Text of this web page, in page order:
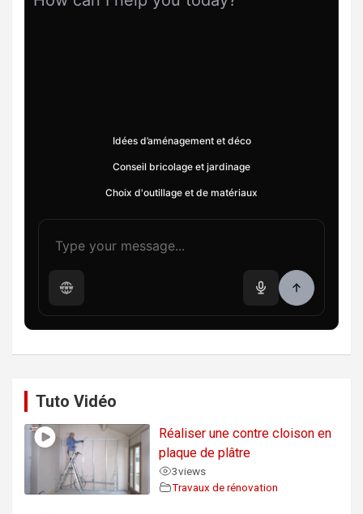
Idées d’aménagement et déco
Conseil bricolage et jardinage
Choix d'outillage et de matériaux
Tuto Vidéo
Réaliser une contre cloison en
plaque de plâtre
3views
Travaux de rénovation